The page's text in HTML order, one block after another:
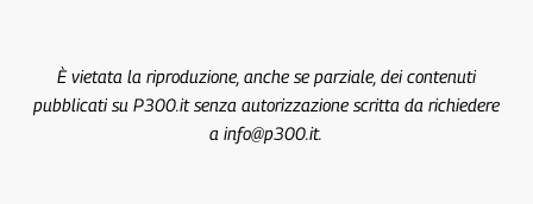
È vietata la riproduzione, anche se parziale, dei contenuti
pubblicati su P300.it senza autorizzazione scritta da richiedere
a info@p300.it.